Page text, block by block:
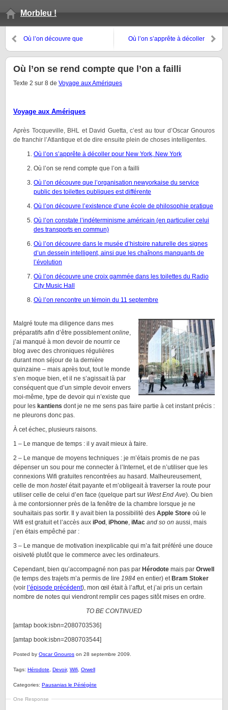
Morbleu !
Où l’on découvre que
service public des toilettes
publiques est différente
Où l’on s’apprête à décoller
Où l’on se rend compte que l’on a failli
Texte 2 sur 8 de Voyage aux Amériques
Voyage aux Amériques
Après Tocqueville, BHL et David Guetta, c’est au tour d’Oscar Gnouros
de franchir l’Atlantique et de dire ensuite plein de choses intelligentes.
Où l’on s’apprête à décoller pour New York, New York
Où l’on se rend compte que l’on a failli
Où l’on découvre que l’organisation newyorkaise du service
public des toilettes publiques est différente
Où l’on découvre l’existence d’une école de philosophie pratique
Où l’on constate l’indéterminisme américain (en particulier celui
des transports en commun)
Où l’on découvre dans le musée d’histoire naturelle des signes
d’un dessein intelligent, ainsi que les chaînons manquants de
l’évolution
Où l’on découvre une croix gammée dans les toilettes du Radio
City Music Hall
Où l’on rencontre un témoin du 11 septembre
Malgré toute ma diligence dans mes
préparatifs afin d’être possiblementonline,
j’ai manqué à mon devoir de nourrir ce
blog avec des chroniques régulières
durant mon séjour de la dernière
quinzaine – mais après tout, tout le monde
s’en moque bien, et il ne s’agissait là par
conséquent que d’un simple devoir envers
moi-même, type de devoir qui n’existe que
pour les kantiens dont je ne me sens pas faire partie à cet instant précis :
ne pleurons donc pas.
À cet échec, plusieurs raisons.
1 – Le manque de temps : il y avait mieux à faire.
2 – Le manque de moyens techniques : je m’étais promis de ne pas
dépenser un sou pour me connecter à l’Internet, et de n’utiliser que les
connexions Wifi gratuites rencontrées au hasard. Malheureusement,
celle de mon hostel était payante et m’obligeait à traverser la route pour
utiliser celle de celui d’en face (quelque part sur West End Ave). Ou bien
à me contorsionner près de la fenêtre de la chambre lorsque je ne
souhaitais pas sortir. Il y avait bien la possibilité des Apple Store où le
Wifi est gratuit et l’accès aux iPod , iPhone, iMac and so on aussi, mais
j’en étais empêché par :
3 – Le manque de motivation inexplicable qui m’a fait préféré une douce
oisiveté plutôt que le commerce avec les ordinateurs.
Cependant, bien qu’accompagné non pas par Hérodote mais par Orwell
(le temps des trajets m’a permis de lire 1984 en entier) et Bram Stoker
(voir l’épisode précédent), mon œil était à l’affut, et j’ai pris un certain
nombre de notes qui viendront remplir ces pages sitôt mises en ordre.
TO BE CONTINUED
[amtap book:isbn=2080703536]
[amtap book:isbn=2080703544]
Posted by Oscar Gnouros on 28 septembre 2009.
Tags: Hérodote Devoir, Wifi Orwell
Categories: Pausanias le Périégète
One Response